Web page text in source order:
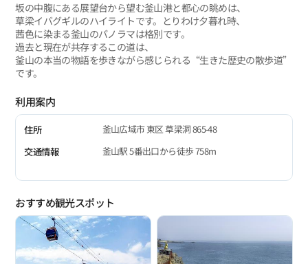
坂の中腹にある展望台から望む釜山港と都心の眺めは、
草梁イバグギルのハイライトです。とりわけ夕暮れ時、
茜色に染まる釜山のパノラマは格別です。
過去と現在が共存するこの道は、
釜山の本当の物語を歩きながら感じられる“生きた歴史の散歩道”
です。
利用案内
住所
釜山広域市 東区 草梁洞 865-48
交通情報
釜山駅 5番出口から徒歩 758m
おすすめ観光スポット